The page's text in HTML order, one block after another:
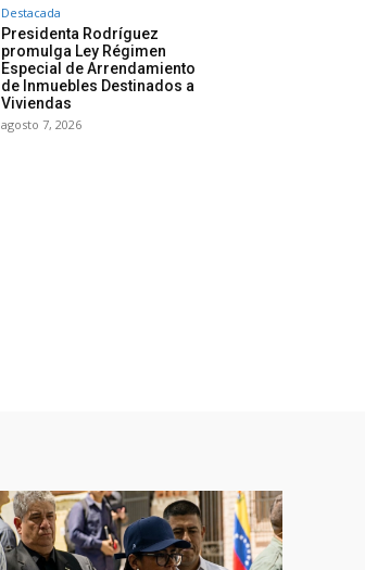
Destacada
Presidenta Rodríguez
promulga Ley Régimen
Especial de Arrendamiento
de Inmuebles Destinados a
Viviendas
agosto 7, 2026